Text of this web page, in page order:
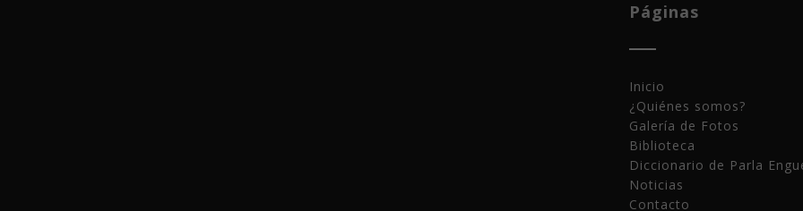
Páginas
Inicio
¿Quiénes somos?
Galería de Fotos
Biblioteca
Diccionario de Parla
Noticias
Contacto